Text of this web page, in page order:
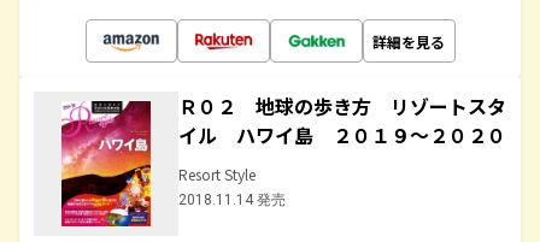
詳細を見る
Ｒ０２ 地球の歩き方 リゾートスタ
イル ハワイ島 ２０１９～２０２０
Resort Style
2018.11.14 発売